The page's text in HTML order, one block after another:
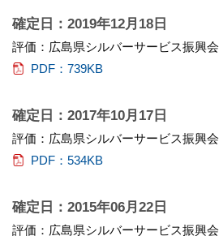
確定日：2019年12月18日
評価：広島県シルバーサービス振興会
PDF：739KB
確定日：2017年10月17日
評価：広島県シルバーサービス振興会
PDF：534KB
確定日：2015年06月22日
評価：広島県シルバーサービス振興会